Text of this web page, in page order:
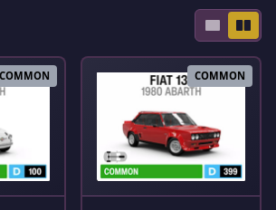
COMMON COMMON